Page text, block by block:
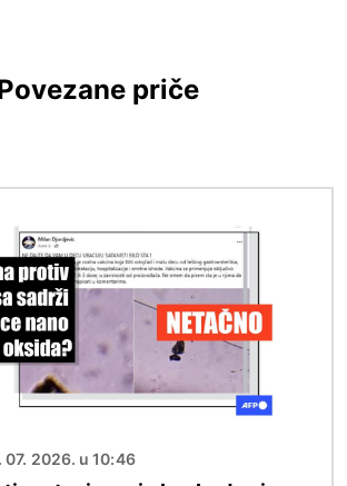
priče
2026. u 10:46